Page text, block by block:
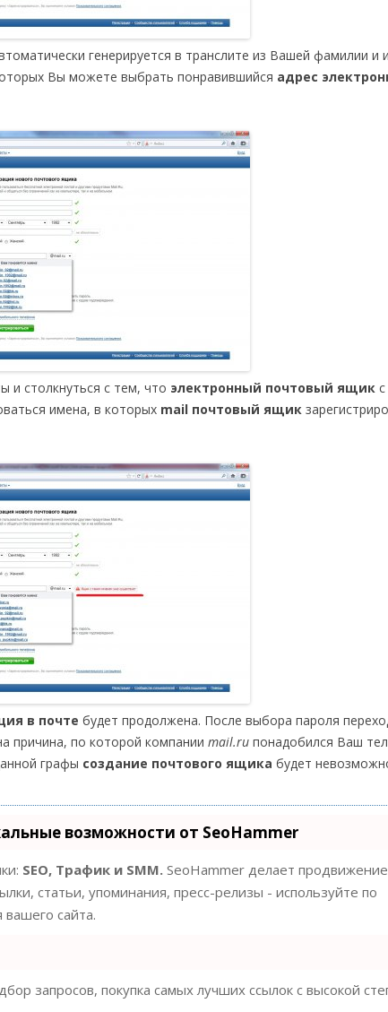
генерируется в транслите из Вашей фамилии и
Вы можете выбрать понравившийся адрес
столкнуться с тем, что электронный почтовый ящик
имена, в которых mail почтовый ящик
в почте будет продолжена. После выбора пароля
причина, по которой компании mail.ru понадобился Ваш
графы создание почтового ящика будет
возможности от SeoHammer
SEO, Трафик и SMM. SeoHammer делает продвижение
статьи, упоминания, пресс-релизы - используйте по
сайта.
запросов, покупка самых лучших ссылок с высокой